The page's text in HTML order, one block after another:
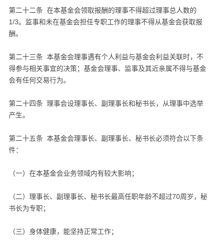
第二十二条 在本基金会领取报酬的理事不得超过理事总人数的
1/3。监事和未在基金会担任专职工作的理事不得从基金会获取报
酬。
第二十三条 本基金会理事遇有个人利益与基金会利益关联时，不
得参与相关事宜的决策；基金会理事、监事及其近亲属不得与基金
会有任何交易行为。
第二十四条 理事会设理事长、副理事长和秘书长，从理事中选举
产生。
第二十五条 本基金会理事长、副理事长、秘书长必须符合以下条
件：
（一）在本基金会业务领域内有较大影响；
（二）理事长、副理事长、秘书长最高任职年龄不超过70周岁，秘
书长为专职；
（三）身体健康，能坚持正常工作；